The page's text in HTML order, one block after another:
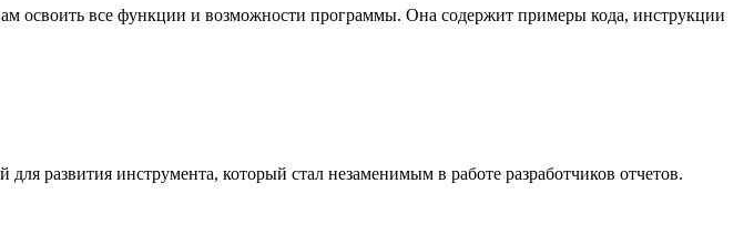
освоить все функции и возможности программы. Она содержит примеры кода, инструкции
развития инструмента, который стал незаменимым в работе разработчиков отчетов.